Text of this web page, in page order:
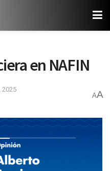
en NAFIN
2025
AA